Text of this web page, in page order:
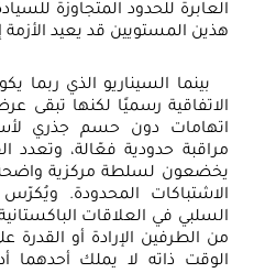
العابرة للحدود المتجاوزة
هذين المستويين قد يعيد
بينما السيناريو الذي ربما
الاتفاقية رسميًا لكنها تبقى
اتهامات دون حسم جذري
مراقبة حدودية فعّالة، وتعدد
يخضعون لسلطة مركزية واضحة،
الاشتباكات المحدودة.
السلبي في العلاقات
من الطرفين الإرادة أو
الوقت ذاته لا يملك أحدهما